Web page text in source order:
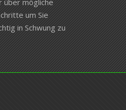
über mögliche
um Sie
in Schwung zu